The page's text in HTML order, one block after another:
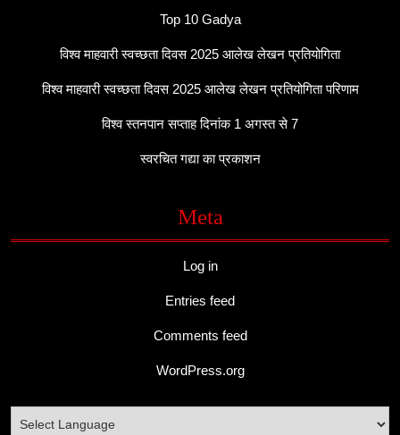
Top 10 Gadya
विश्व माहवारी स्वच्छता दिवस 2025 आलेख लेखन प्रतियोगिता
विश्व माहवारी स्वच्छता दिवस 2025 आलेख लेखन प्रतियोगिता परिणाम
विश्व स्तनपान सप्ताह दिनांक 1 अगस्त से 7
स्वरचित गद्या का प्रकाशन
Meta
Log in
Entries feed
Comments feed
WordPress.org